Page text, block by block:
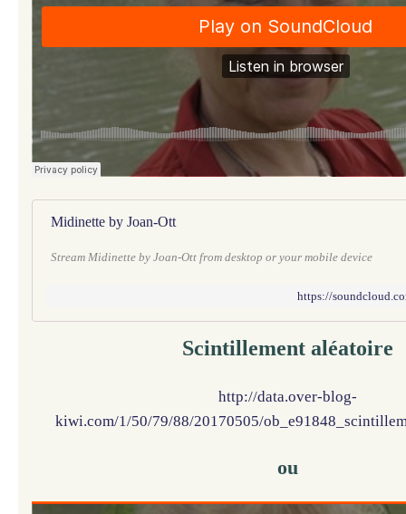
Midinette by Joan-Ott
Stream Midinette by Joan-Ott from desktop or your mobile device
https://
Scintillement aléatoire
http://data.over-blog-
kiwi.com/1/50/79/88/20170505/
ou